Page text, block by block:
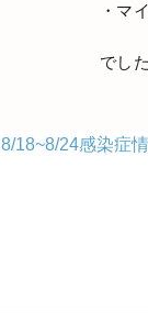
・ マ
でした
8/18~8/24感染症